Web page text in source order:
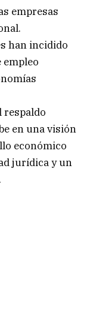
empresas
han incidido
empleo
respaldo
en una visión
económico
jurídica y un